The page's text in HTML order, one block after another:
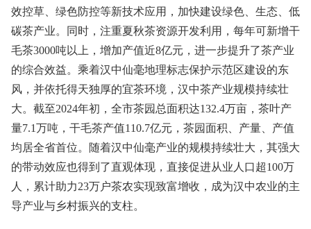
效控草、绿色防控等新技术应用，加快建设绿色、生态、低
碳茶产业。同时，注重夏秋茶资源开发利用，每年可新增干
毛茶3000吨以上，增加产值近8亿元，进一步提升了茶产业
的综合效益。乘着汉中仙毫地理标志保护示范区建设的东
风，并依托得天独厚的宜茶环境，汉中茶产业规模持续壮
大。截至2024年初，全市茶园总面积达132.4万亩，茶叶产
量7.1万吨，干毛茶产值110.7亿元，茶园面积、产量、产值
均居全省首位。随着汉中仙毫产业的规模持续壮大，其强大
的带动效应也得到了直观体现，直接促进从业人口超100万
人，累计助力23万户茶农实现致富增收，成为汉中农业的主
导产业与乡村振兴的支柱。